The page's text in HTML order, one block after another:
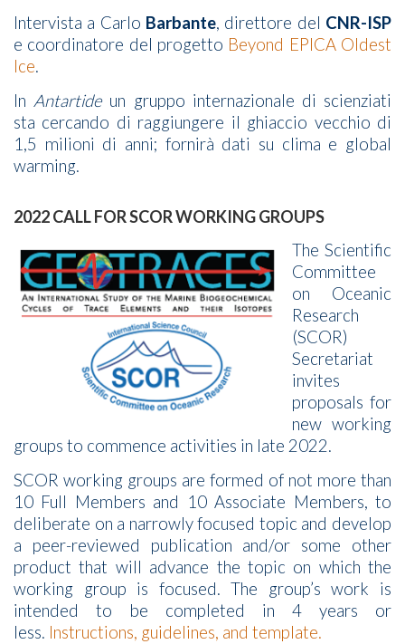
Intervista a Carlo Barbante, direttore del CNR-ISP
e coordinatore del progetto Beyond EPICA Oldest
Ice.
In Antartideun gruppo internazionale di scienziati
sta cercando di raggiungere il ghiaccio vecchio di
1,5 milioni di anni; fornirà dati su clima e global
warming.
2022 CALL FOR SCOR WORKING GROUPS
The Scientific
Committee
on Oceanic
Research
(SCOR)
Secretariat
invites
proposals for
new working
groups to commence activities in late 2022.
SCOR working groups are formed of not more than
10 Full Members and 10 Associate Members, to
deliberate on a narrowly focused topic and develop
a peer-reviewed publication and/or some other
product that will advance the topic on which the
working group is focused. The group’s work is
intended to be completed in 4 years or
less. Instructions, guidelines, and template.